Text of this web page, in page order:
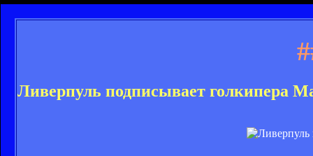
Ливерпуль подписывает голкипера